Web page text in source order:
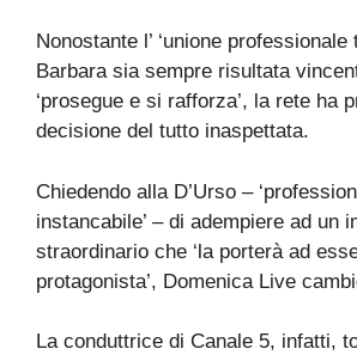
Nonostante l’ ‘unione
Barbara sia sempre risultata
‘prosegue e si rafforza’, la rete ha
decisione del tutto inaspettata.
Chiedendo alla D’Urso –
instancabile’ – di adempiere ad un
straordinario che ‘la porterà ad
protagonista’, Domenica Live
La conduttrice di Canale 5, infatti,